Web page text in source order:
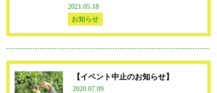
2021.05.18
お知らせ
【イベント中止のお知らせ】
2020.07.09